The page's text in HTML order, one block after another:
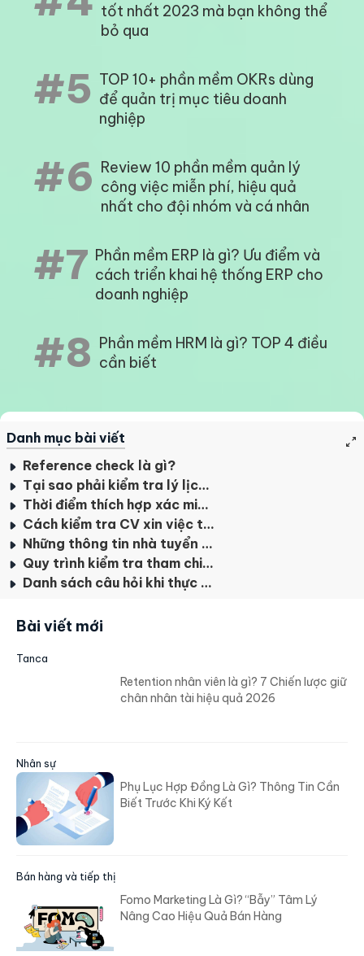
tốt nhất 2023 mà bạn không thể
bỏ qua
#5 TOP 10+ phần mềm OKRs dùng
để quản trị mục tiêu doanh
nghiệp
#6 Review 10 phần mềm quản lý
công việc miễn phí, hiệu quả
nhất cho đội nhóm và cá nhân
#7 Phần mềm ERP là gì? Ưu điểm và
cách triển khai hệ thống ERP cho
doanh nghiệp
#8 Phần mềm HRM là gì? TOP 4 điều
cần biết
Danh mục bài viết
Reference check là gì?
Tại sao phải kiểm tra lý lịch nhân viên?
Thời điểm thích hợp xác minh thông tin ứng viên trong CV
Cách kiểm tra CV xin việc tốt nhất
Những thông tin nhà tuyển dụng cần xác minh
Quy trình kiểm tra tham chiếu - Reference check
Danh sách câu hỏi khi thực hiện reference check
Bài viết mới
Tanca
Retention nhân viên là gì? 7 Chiến lược giữ
chân nhân tài hiệu quả 2026
Nhân sự
Phụ Lục Hợp Đồng Là Gì? Thông Tin Cần
Biết Trước Khi Ký Kết
Bán hàng và tiếp thị
Fomo Marketing Là Gì? “Bẫy” Tâm Lý
Nâng Cao Hiệu Quả Bán Hàng